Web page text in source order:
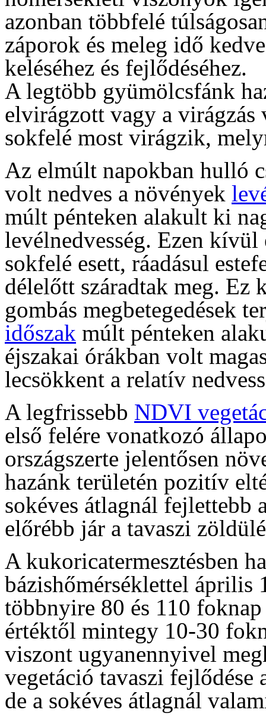
azonban többfelé
záporok és meleg idő
keléséhez és fejlődéséhez.
A legtöbb gyümölcsfánk
elvirágzott vagy a virágzás
sokfelé most virágzik,
Az elmúlt napokban hulló
volt nedves a növények
múlt pénteken alakult ki
levélnedvesség. Ezen kívül
sokfelé esett, ráadásul
délelőtt száradtak meg. Ez
gombás megbetegedések
időszak múlt pénteken
éjszakai órákban volt
lecsökkent a relatív
A legfrissebb NDVI
első felére vonatkozó
országszerte jelentősen
hazánk területén pozitív
sokéves átlagnál fejlettebb
előrébb jár a tavaszi
A kukoricatermesztésben
bázishőmérséklettel
többnyire 80 és 110
értéktől mintegy 10-30
viszont ugyanennyivel
vegetáció tavaszi
de a sokéves átlagnál